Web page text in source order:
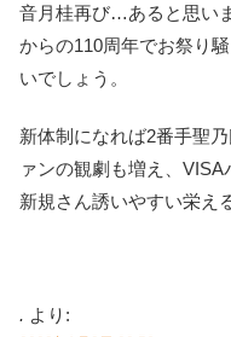
音月桂再び…あると思い
からの110周年でお祭り
いでしょう。
新体制になれば2番手聖
ァンの観劇も増え、
新規さん誘いやすい栄え
. より: